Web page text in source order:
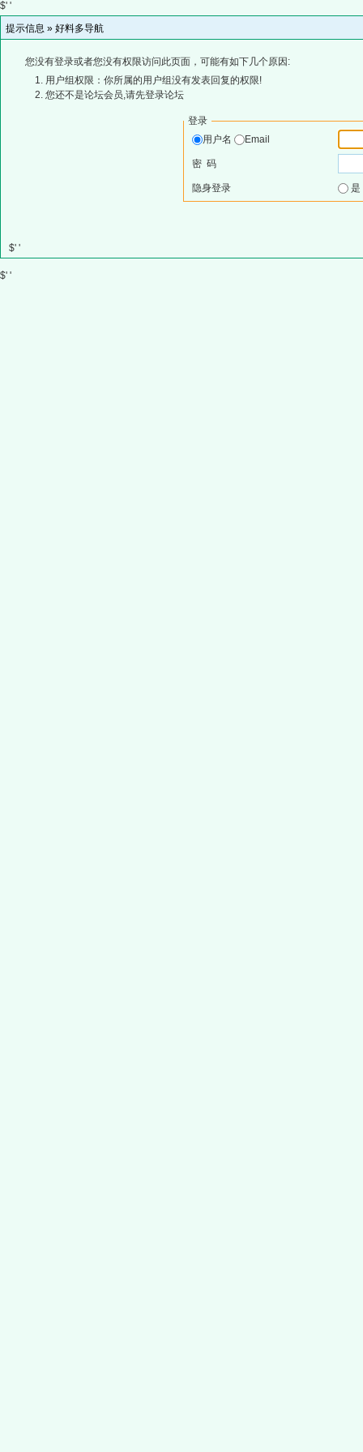
$' '
提示信息 » 好料多导航
您没有登录或者您没有权限访问此页面，可能有如下几个原因:
用户组权限：你所属的用户组没有发表回复的权限!
您还不是论坛会员,请先登录论坛
登录
用户名
Email
密 码
隐身登录
$' '
$' '